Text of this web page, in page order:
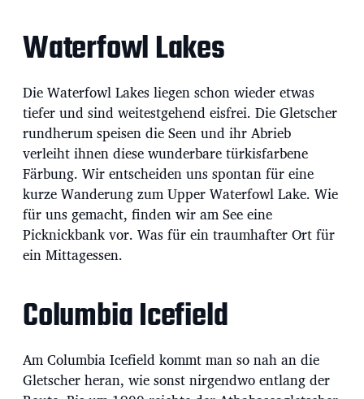
Waterfowl Lakes
Die Waterfowl Lakes liegen schon wieder etwas
tiefer und sind weitestgehend eisfrei. Die Gletscher
rundherum speisen die Seen und ihr Abrieb
verleiht ihnen diese wunderbare türkisfarbene
Färbung. Wir entscheiden uns spontan für eine
kurze Wanderung zum Upper Waterfowl Lake. Wie
für uns gemacht, finden wir am See eine
Picknickbank vor. Was für ein traumhafter Ort für
ein Mittagessen.
Columbia Icefield
Am Columbia Icefield kommt man so nah an die
Gletscher heran, wie sonst nirgendwo entlang der